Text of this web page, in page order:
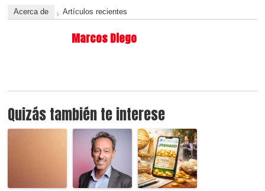
Acerca de Artículos recientes
Marcos Diego
Quizás también te interese